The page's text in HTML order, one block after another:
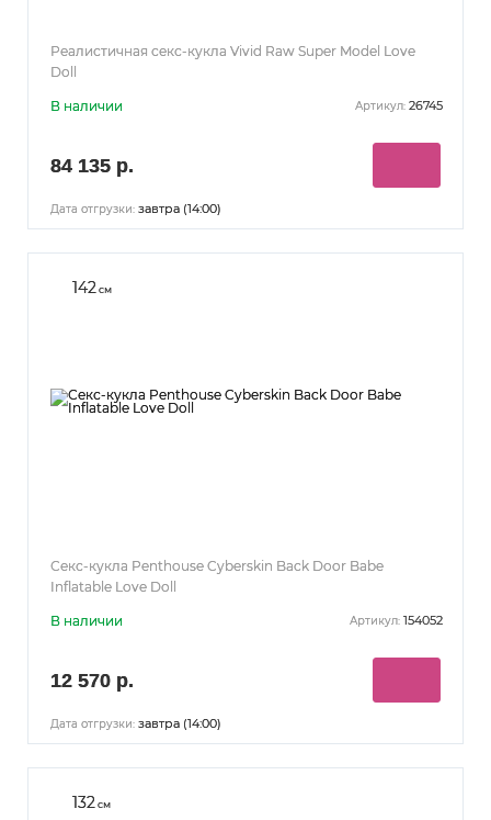
Реалистичная секс-кукла Vivid Raw Super Model Love
Doll
В наличии Артикул: 26745
84 135 р.
Дата отгрузки: завтра (14:00)
142 см
Секс-кукла Penthouse Cyberskin Back Door Babe
Inflatable Love Doll
В наличии Артикул: 154052
12 570 р.
Дата отгрузки: завтра (14:00)
132 см